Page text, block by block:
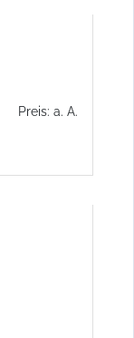
Preis: a. A.